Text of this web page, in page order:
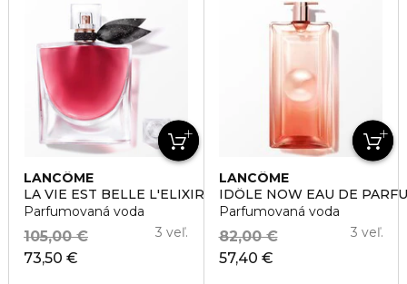
LANCÔME
LA VIE EST BELLE L'ELIXIR
Parfumovaná voda
73,50 €
105,00 € 3 veľ.
LANCÔME
IDÔLE NOW EAU DE
Parfumovaná voda
57,40 €
82,00 € 3 veľ.